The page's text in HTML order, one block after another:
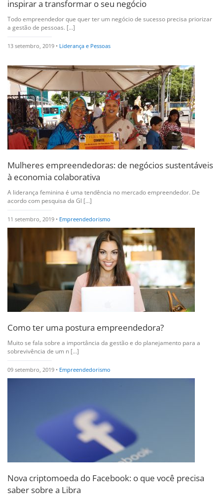
inspirar a transformar o seu negócio
Todo empreendedor que quer ter um negócio de sucesso precisa priorizar
a gestão de pessoas. [...]
13 setembro, 2019 • Liderança e Pessoas
Mulheres empreendedoras: de negócios sustentáveis
à economia colaborativa
A liderança feminina é uma tendência no mercado empreendedor. De
acordo com pesquisa da Gl [...]
11 setembro, 2019 • Empreendedorismo
Como ter uma postura empreendedora?
Muito se fala sobre a importância da gestão e do planejamento para a
sobrevivência de um n [...]
09 setembro, 2019 • Empreendedorismo
Nova criptomoeda do Facebook: o que você precisa
saber sobre a Libra